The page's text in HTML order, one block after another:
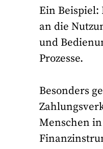
Ein
an die
und
Prozesse.
Besonders
Menschen